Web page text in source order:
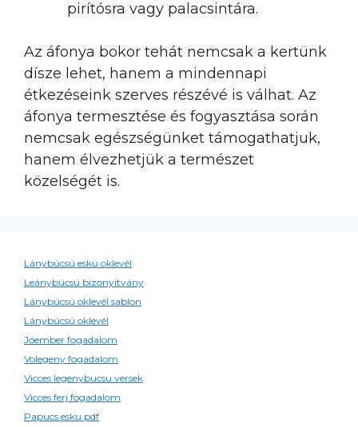
pirítósra vagy palacsintára.
Az áfonya bokor tehát nemcsak a kertünk
dísze lehet, hanem a mindennapi
étkezéseink szerves részévé is válhat. Az
áfonya termesztése és fogyasztása során
nemcsak egészségünket támogathatjuk,
hanem élvezhetjük a természet
közelségét is.
Lánybúcsú eskü oklevél
Leánybúcsú bizonyítvány
Lánybúcsú oklevél sablon
Lánybúcsú oklevél
Jóember fogadalom
Volegeny fogadalom
Vicces legenybucsu versek
Vicces ferj fogadalom
Papucs esku pdf